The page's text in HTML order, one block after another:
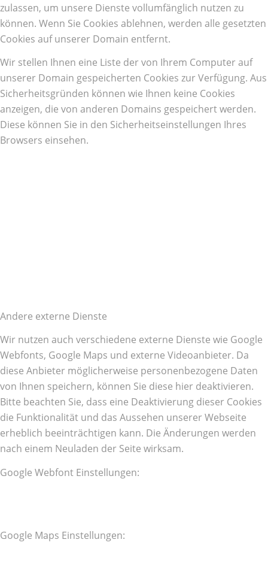
zulassen, um unsere Dienste vollumfänglich nutzen zu
können. Wenn Sie Cookies ablehnen, werden alle gesetzten
Cookies auf unserer Domain entfernt.
Wir stellen Ihnen eine Liste der von Ihrem Computer auf
unserer Domain gespeicherten Cookies zur Verfügung. Aus
Sicherheitsgründen können wie Ihnen keine Cookies
anzeigen, die von anderen Domains gespeichert werden.
Diese können Sie in den Sicherheitseinstellungen Ihres
Browsers einsehen.
Andere externe Dienste
Wir nutzen auch verschiedene externe Dienste wie Google
Webfonts, Google Maps und externe Videoanbieter. Da
diese Anbieter möglicherweise personenbezogene Daten
von Ihnen speichern, können Sie diese hier deaktivieren.
Bitte beachten Sie, dass eine Deaktivierung dieser Cookies
die Funktionalität und das Aussehen unserer Webseite
erheblich beeinträchtigen kann. Die Änderungen werden
nach einem Neuladen der Seite wirksam.
Google Webfont Einstellungen:
Google Maps Einstellungen: